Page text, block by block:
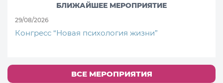
БЛИЖАЙШЕЕ МЕРОПРИЯТИЕ
29/08/2026
Конгресс “Новая психология жизни”
ВСЕ МЕРОПРИЯТИЯ